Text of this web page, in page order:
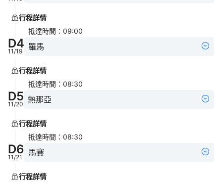
行程詳情
抵達時間 ： 09:00
D4
11/19 羅馬
行程詳情
抵達時間 ： 08:30
D5
11/20 熱那亞
行程詳情
抵達時間 ： 08:30
D6
11/21 馬賽
行程詳情